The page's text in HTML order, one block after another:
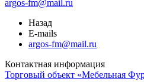
argos-fm@mail.ru
Назад
E-mails
argos-fm@mail.ru
Контактная информация
Торговый объект «Мебельная